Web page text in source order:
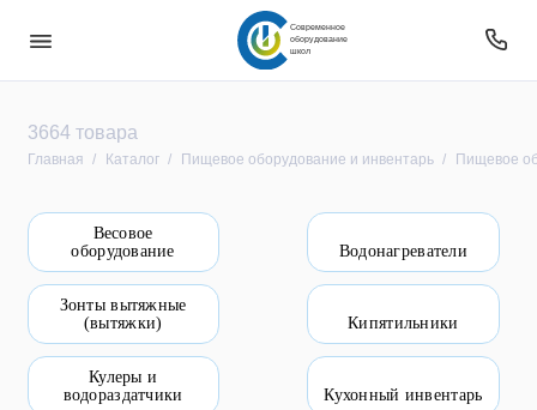
Современное
оборудование
школ
3664 товара
Главная Каталог Пищевое оборудование и инвентарь Пищевое
Безопасность
Интерактивное оборудование
Компьютерное и цифровое оборудование
Мебель
Оборудование
Весовое
оборудование
Водонагреватели
Зонты вытяжные
(вытяжки)
Кипятильники
Кулеры и
водораздатчики
Кухонный инвентарь